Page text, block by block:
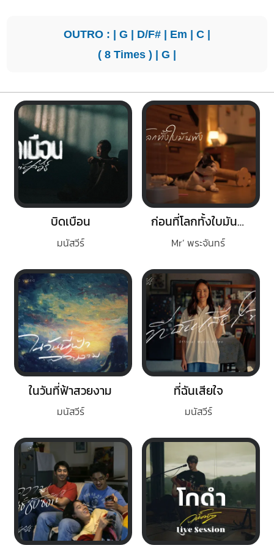
OUTRO : | G | D/F# | Em | C |
( 8 Times ) | G |
บิดเบือน
มนัสวีร์
ก่อนที่โลกทั้งใบมันพัง
Mr’ พระจันทร์
ในวันที่ฟ้าสวยงาม
มนัสวีร์
ที่ฉันเสียใจ
มนัสวีร์